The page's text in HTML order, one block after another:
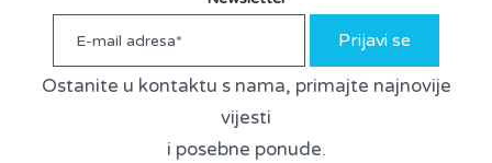
Prijavi se
Ostanite u kontaktu s nama, primajte najnovije
vijesti
i posebne ponude.